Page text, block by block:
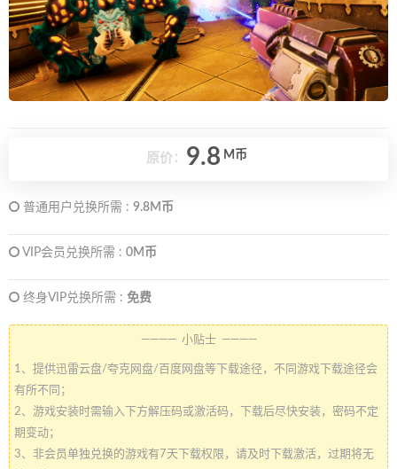
原价： 9.8 M币
普通用户兑换所需 : 9.8M币
VIP会员兑换所需 : 0M币
终身VIP兑换所需 : 免费
———— 小贴士 ————
1、提供迅雷云盘/夸克网盘/百度网盘等下载途径，不同游戏下载途径会
有所不同；
2、游戏安装时需输入下方解压码或激活码，下载后尽快安装，密码不定
期变动；
3、非会员单独兑换的游戏有7天下载权限，请及时下载激活，过期将无